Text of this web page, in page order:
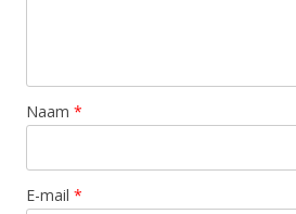
Naam *
E-mail *